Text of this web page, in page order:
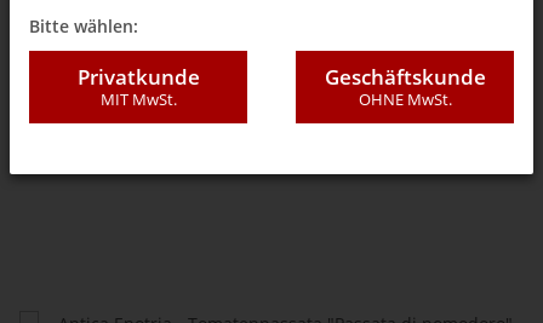
Bitte wählen:
Privatkunde
MIT MwSt.
Geschäftskunde
OHNE MwSt.